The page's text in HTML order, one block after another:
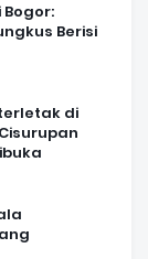
Berisi
di